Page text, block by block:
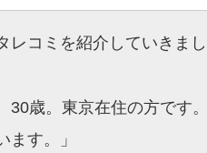
レコミを紹介していきまし
歳。東京在住の方です。
す。」